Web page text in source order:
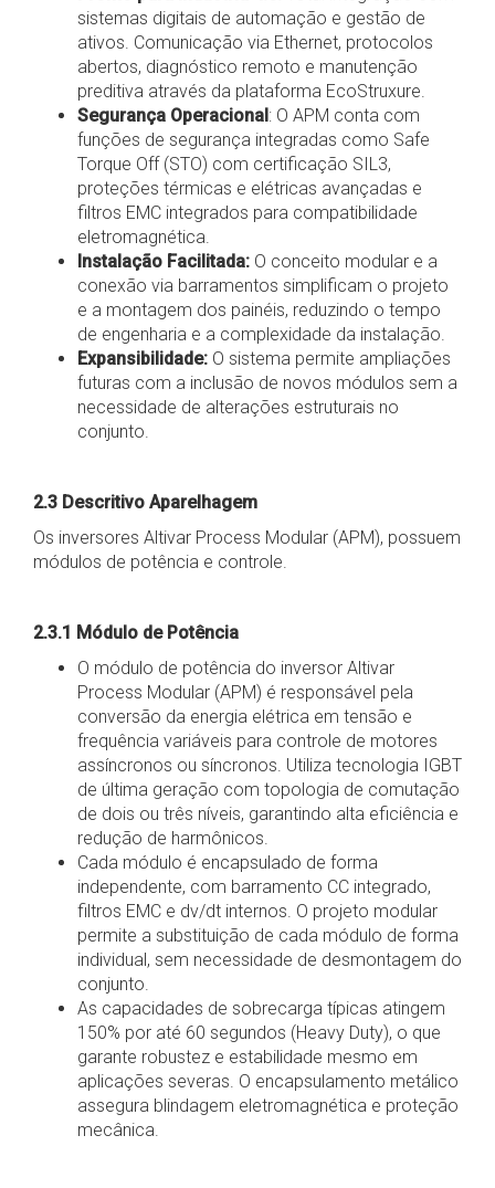
sistemas digitais de automação e gestão de
ativos. Comunicação via Ethernet, protocolos
abertos, diagnóstico remoto e manutenção
preditiva através da plataforma EcoStruxure.
Segurança Operacional: O APM conta com
funções de segurança integradas como Safe
Torque Off (STO) com certificação SIL3,
proteções térmicas e elétricas avançadas e
filtros EMC integrados para compatibilidade
eletromagnética.
Instalação Facilitada: O conceito modular e a
conexão via barramentos simplificam o projeto
e a montagem dos painéis, reduzindo o tempo
de engenharia e a complexidade da instalação.
Expansibilidade: O sistema permite ampliações
futuras com a inclusão de novos módulos sem a
necessidade de alterações estruturais no
conjunto.
2.3 Descritivo Aparelhagem
Os inversores Altivar Process Modular (APM), possuem
módulos de potência e controle.
2.3.1 Módulo de Potência
O módulo de potência do inversor Altivar
Process Modular (APM) é responsável pela
conversão da energia elétrica em tensão e
frequência variáveis para controle de motores
assíncronos ou síncronos. Utiliza tecnologia IGBT
de última geração com topologia de comutação
de dois ou três níveis, garantindo alta eficiência e
redução de harmônicos.
Cada módulo é encapsulado de forma
independente, com barramento CC integrado,
filtros EMC e dv/dt internos. O projeto modular
permite a substituição de cada módulo de forma
individual, sem necessidade de desmontagem do
conjunto.
As capacidades de sobrecarga típicas atingem
150% por até 60 segundos (Heavy Duty), o que
garante robustez e estabilidade mesmo em
aplicações severas. O encapsulamento metálico
assegura blindagem eletromagnética e proteção
mecânica.